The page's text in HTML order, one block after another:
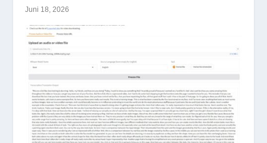
Juni 18, 2026